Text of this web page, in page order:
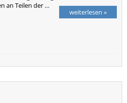
an Teilen der …
weiterlesen »